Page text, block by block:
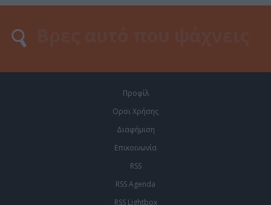
Προφίλ
Οροι Χρήσης
Διαφήμιση
Επικοινωνία
RSS
RSS Agenda
RSS Lightbox